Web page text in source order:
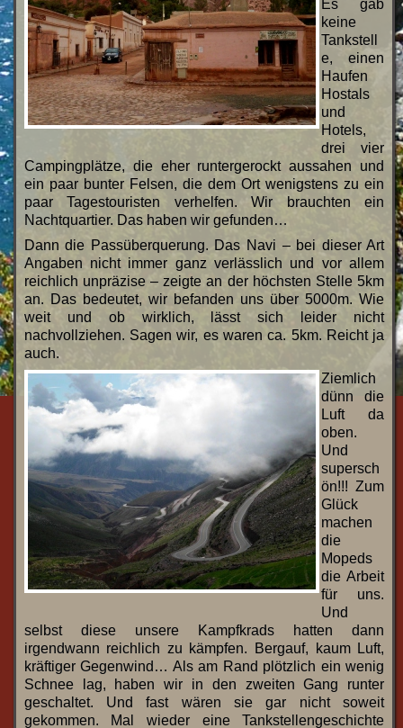
Es gab
keine
Tankstell
e, einen
Haufen
Hostals
und
Hotels,
drei vier
Campingplätze, die eher runtergerockt aussahen und
ein paar bunter Felsen, die dem Ort wenigstens zu ein
paar Tagestouristen verhelfen. Wir brauchten ein
Nachtquartier. Das haben wir gefunden…
Dann die Passüberquerung. Das Navi – bei dieser Art
Angaben nicht immer ganz verlässlich und vor allem
reichlich unpräzise – zeigte an der höchsten Stelle 5km
an. Das bedeutet, wir befanden uns über 5000m. Wie
weit und ob wirklich, lässt sich leider nicht
nachvollziehen. Sagen wir, es waren ca. 5km. Reicht ja
auch.
Ziemlich
dünn die
Luft da
oben.
Und
supersch
ön!!! Zum
Glück
machen
die
Mopeds
die Arbeit
für uns.
Und
selbst diese unsere Kampfkrads hatten dann
irgendwann reichlich zu kämpfen. Bergauf, kaum Luft,
kräftiger Gegenwind… Als am Rand plötzlich ein wenig
Schnee lag, haben wir in den zweiten Gang runter
geschaltet. Und fast wären sie gar nicht soweit
gekommen. Mal wieder eine Tankstellengeschichte